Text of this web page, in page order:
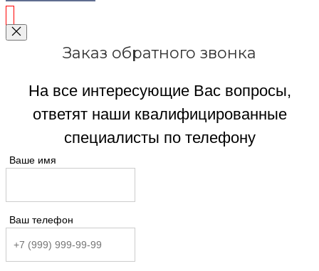
Заказ обратного звонка
На все интересующие Вас вопросы,
ответят наши квалифицированные
специалисты по телефону
Ваше имя
Ваш телефон